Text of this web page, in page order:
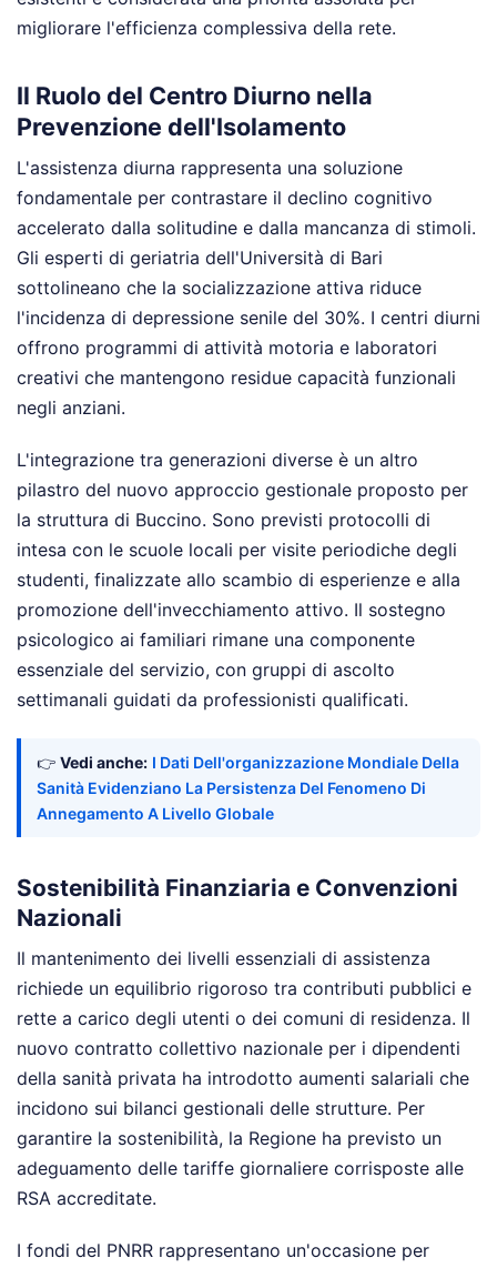
migliorare l'efficienza complessiva della rete.
Il Ruolo del Centro Diurno nella
Prevenzione dell'Isolamento
L'assistenza diurna rappresenta una soluzione
fondamentale per contrastare il declino cognitivo
accelerato dalla solitudine e dalla mancanza di stimoli.
Gli esperti di geriatria dell'Università di Bari
sottolineano che la socializzazione attiva riduce
l'incidenza di depressione senile del 30%. I centri diurni
offrono programmi di attività motoria e laboratori
creativi che mantengono residue capacità funzionali
negli anziani.
L'integrazione tra generazioni diverse è un altro
pilastro del nuovo approccio gestionale proposto per
la struttura di Buccino. Sono previsti protocolli di
intesa con le scuole locali per visite periodiche degli
studenti, finalizzate allo scambio di esperienze e alla
promozione dell'invecchiamento attivo. Il sostegno
psicologico ai familiari rimane una componente
essenziale del servizio, con gruppi di ascolto
settimanali guidati da professionisti qualificati.
👉 Vedi anche: I Dati Dell'organizzazione Mondiale Della
Sanità Evidenziano La Persistenza Del Fenomeno Di
Annegamento A Livello Globale
Sostenibilità Finanziaria e Convenzioni
Nazionali
Il mantenimento dei livelli essenziali di assistenza
richiede un equilibrio rigoroso tra contributi pubblici e
rette a carico degli utenti o dei comuni di residenza. Il
nuovo contratto collettivo nazionale per i dipendenti
della sanità privata ha introdotto aumenti salariali che
incidono sui bilanci gestionali delle strutture. Per
garantire la sostenibilità, la Regione ha previsto un
adeguamento delle tariffe giornaliere corrisposte alle
RSA accreditate.
I fondi del PNRR rappresentano un'occasione per